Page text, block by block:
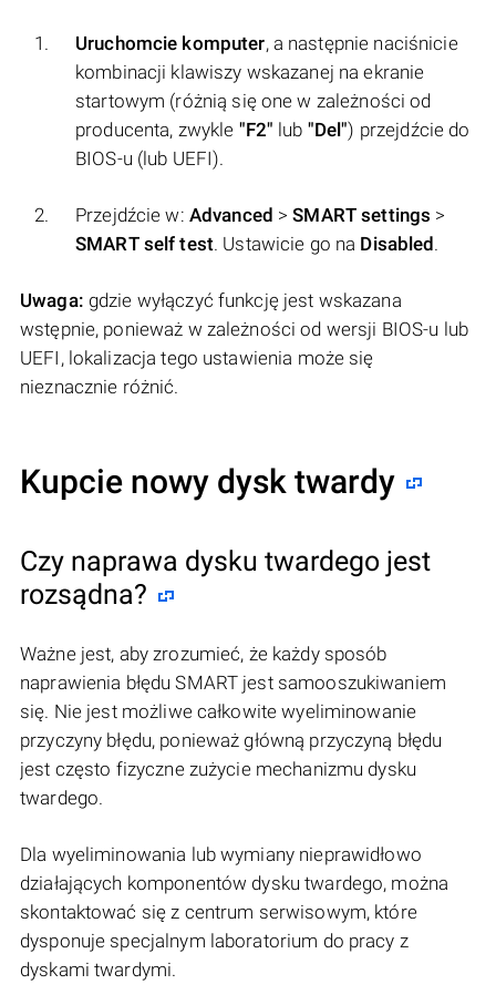
Uruchomcie komputer, a następnie naciśnicie
kombinacji klawiszy wskazanej na ekranie
startowym (różnią się one w zależności od
producenta, zwykle "F2" lub "Del") przejdźcie do
BIOS-u (lub UEFI).
Przejdźcie w: Аdvanced >SMART settings >
SMART self test. Ustawicie go na Disabled.
Uwaga: gdzie wyłączyć funkcję jest wskazana
wstępnie, ponieważ w zależności od wersji BIOS-u lub
UEFI, lokalizacja tego ustawienia może się
nieznacznie różnić.
Kupcie nowy dysk twardy
Czy naprawa dysku twardego jest
rozsądna?
Ważne jest, aby zrozumieć, że każdy sposób
naprawienia błędu SMART jest samooszukiwaniem
się. Nie jest możliwe całkowite wyeliminowanie
przyczyny błędu, ponieważ główną przyczyną błędu
jest często fizyczne zużycie mechanizmu dysku
twardego.
Dla wyeliminowania lub wymiany nieprawidłowo
działających komponentów dysku twardego, można
skontaktować się z centrum serwisowym, które
dysponuje specjalnym laboratorium do pracy z
dyskami twardymi.